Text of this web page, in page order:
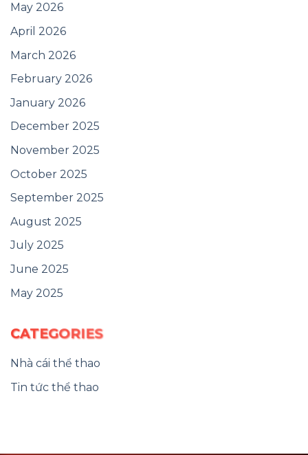
May 2026
April 2026
March 2026
February 2026
January 2026
December 2025
November 2025
October 2025
September 2025
August 2025
July 2025
June 2025
May 2025
CATEGORIES
Nhà cái thể thao
Tin tức thể thao